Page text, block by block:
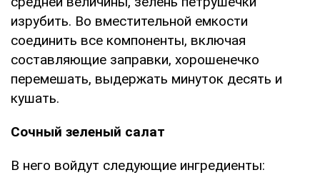
изрубить. Во вместительной емкости
соединить все компоненты, включая
составляющие заправки, хорошенечко
перемешать, выдержать минуток десять и
кушать.
Сочный зеленый салат
В него войдут следующие ингредиенты: